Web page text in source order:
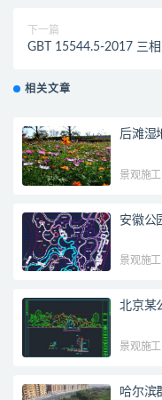
下一篇
GBT 15544.5-2017 三
相关文章
后滩湿
景观施工
安徽公
景观施工
北京某
景观施工
哈尔滨